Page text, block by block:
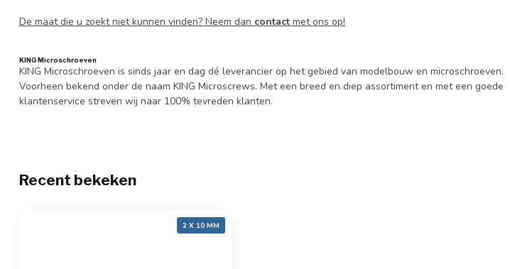
De maat die u zoekt niet kunnen vinden? Neem dan contact met ons op!
KING Microschroeven
KING Microschroeven is sinds jaar en dag dé leverancier op het gebied van modelbouw en microschroeven.
Voorheen bekend onder de naam KING Microscrews. Met een breed en diep assortiment en met een goede
klantenservice streven wij naar 100% tevreden klanten.
Recent bekeken
2 X 10 MM